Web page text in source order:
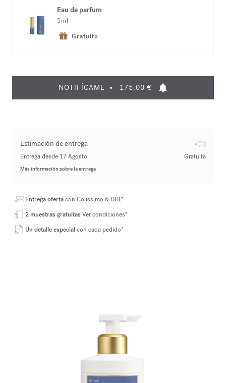
Eau de parfum
5ml
Gratuito
NOTIFÍCAME 175,00 €
Estimación de entrega
Entrega desde 17 Agosto Gratuita
Más información sobre la entrega
Entrega ofertacon Colissimo & DHL*
2 muestras gratuitasVer condiciones*
Un detalle especialcon cada pedido*